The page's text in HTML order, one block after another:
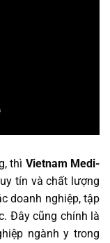
thì Vietnam Medi-
tín và chất lượng
doanh nghiệp, tập
Đây cũng chính là
ngành y trong